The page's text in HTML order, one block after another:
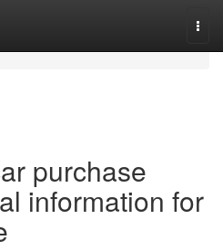
purchase
information for